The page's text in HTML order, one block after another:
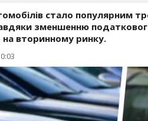
стало популярним
зменшенню
на вторинному ринку.